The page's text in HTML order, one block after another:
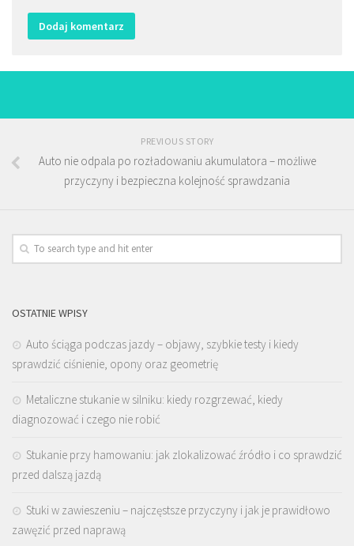
PREVIOUS STORY
Auto nie odpala po rozładowaniu akumulatora – możliwe
przyczyny i bezpieczna kolejność sprawdzania
OSTATNIE WPISY
Auto ściąga podczas jazdy – objawy, szybkie testy i kiedy
sprawdzić ciśnienie, opony oraz geometrię
Metaliczne stukanie w silniku: kiedy rozgrzewać, kiedy
diagnozować i czego nie robić
Stukanie przy hamowaniu: jak zlokalizować źródło i co sprawdzić
przed dalszą jazdą
Stuki w zawieszeniu – najczęstsze przyczyny i jak je prawidłowo
zawęzić przed naprawą